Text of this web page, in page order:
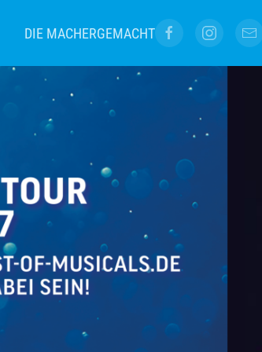
DIE MACHERGEMACHT